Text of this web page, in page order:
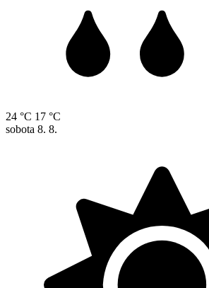
24 °C 17 °C
sobota 8. 8.